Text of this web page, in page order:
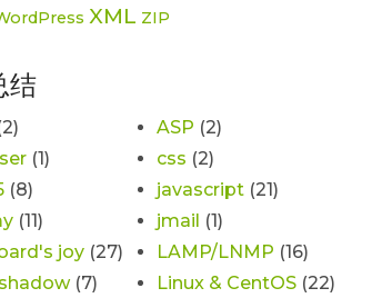
XML ZIP
结
ASP (2)
(1) css (2)
(8) javascript (21)
(11) jmail (1)
joy (27) LAMP/LNMP (16)
(7) Linux & CentOS (22)